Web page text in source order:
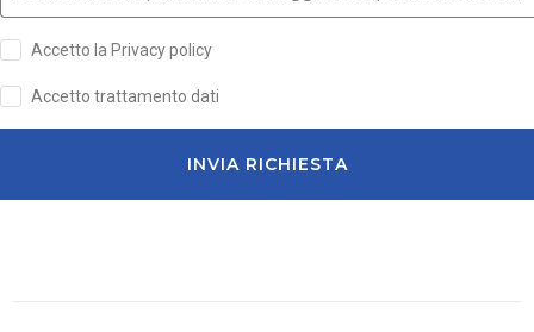
Accetto la Privacy policy
Accetto trattamento dati
INVIA RICHIESTA